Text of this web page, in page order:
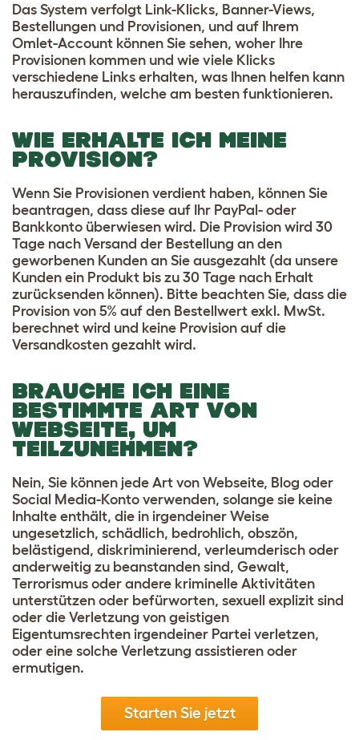
Das System verfolgt Link-Klicks, Banner-Views,
Bestellungen und Provisionen, und auf Ihrem
Omlet-Account können Sie sehen, woher Ihre
Provisionen kommen und wie viele Klicks
verschiedene Links erhalten, was Ihnen helfen kann
herauszufinden, welche am besten funktionieren.
WIE ERHALTE ICH MEINE
PROVISION?
Wenn Sie Provisionen verdient haben, können Sie
beantragen, dass diese auf Ihr PayPal- oder
Bankkonto überwiesen wird. Die Provision wird 30
Tage nach Versand der Bestellung an den
geworbenen Kunden an Sie ausgezahlt (da unsere
Kunden ein Produkt bis zu 30 Tage nach Erhalt
zurücksenden können). Bitte beachten Sie, dass die
Provision von 5% auf den Bestellwert exkl. MwSt.
berechnet wird und keine Provision auf die
Versandkosten gezahlt wird.
BRAUCHE ICH EINE
BESTIMMTE ART VON
WEBSEITE, UM
TEILZUNEHMEN?
Nein, Sie können jede Art von Webseite, Blog oder
Social Media-Konto verwenden, solange sie keine
Inhalte enthält, die in irgendeiner Weise
ungesetzlich, schädlich, bedrohlich, obszön,
belästigend, diskriminierend, verleumderisch oder
anderweitig zu beanstanden sind, Gewalt,
Terrorismus oder andere kriminelle Aktivitäten
unterstützen oder befürworten, sexuell explizit sind
oder die Verletzung von geistigen
Eigentumsrechten irgendeiner Partei verletzen,
oder eine solche Verletzung assistieren oder
ermutigen.
Starten Sie jetzt